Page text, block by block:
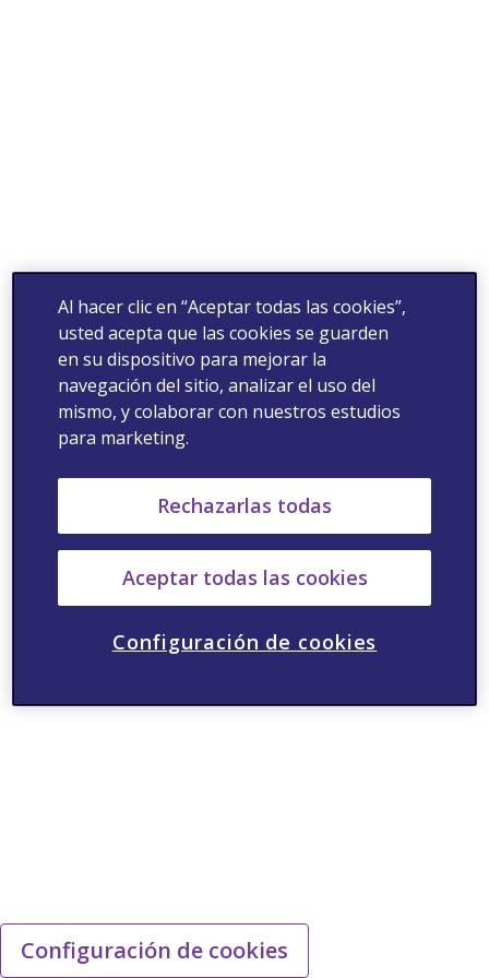
Configuración de cookies
Al hacer clic en “Aceptar todas las cookies”,
usted acepta que las cookies se guarden
en su dispositivo para mejorar la
navegación del sitio, analizar el uso del
mismo, y colaborar con nuestros estudios
para marketing.
Rechazarlas todas
Aceptar todas las cookies
Configuración de cookies